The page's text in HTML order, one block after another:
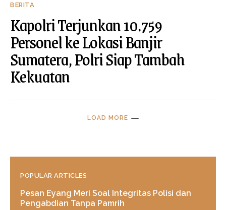
BERITA
Kapolri Terjunkan 10.759
Personel ke Lokasi Banjir
Sumatera, Polri Siap Tambah
Kekuatan
LOAD MORE
POPULAR ARTICLES
Pesan Eyang Meri Soal Integritas Polisi dan
Pengabdian Tanpa Pamrih